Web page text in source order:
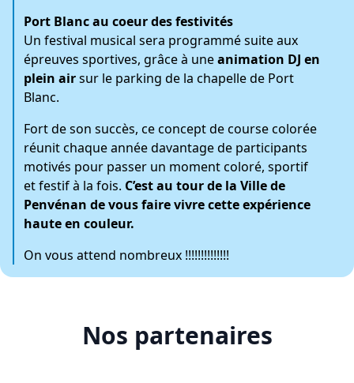
Port Blanc au coeur des festivités
Un festival musical sera programmé suite aux
épreuves sportives, grâce à uneanimation DJ en
plein airsur le parking de la chapelle de Port
Blanc.
Fort de son succès, ce concept de course colorée
réunit chaque année davantage de participants
motivés pour passer un moment coloré, sportif
et festif à la fois. C’est au tour de la Ville de
Penvénan de vous faire vivre cette expérience
haute en couleur.
On vous attend nombreux !!!!!!!!!!!!!!
Nos partenaires